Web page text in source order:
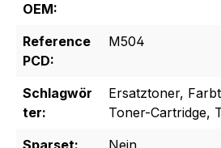
OEM:
Reference
PCD:
M504
Schlagwör
ter:
Ersatztoner,
Toner-Cartridge,